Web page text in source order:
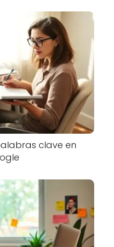
clave en